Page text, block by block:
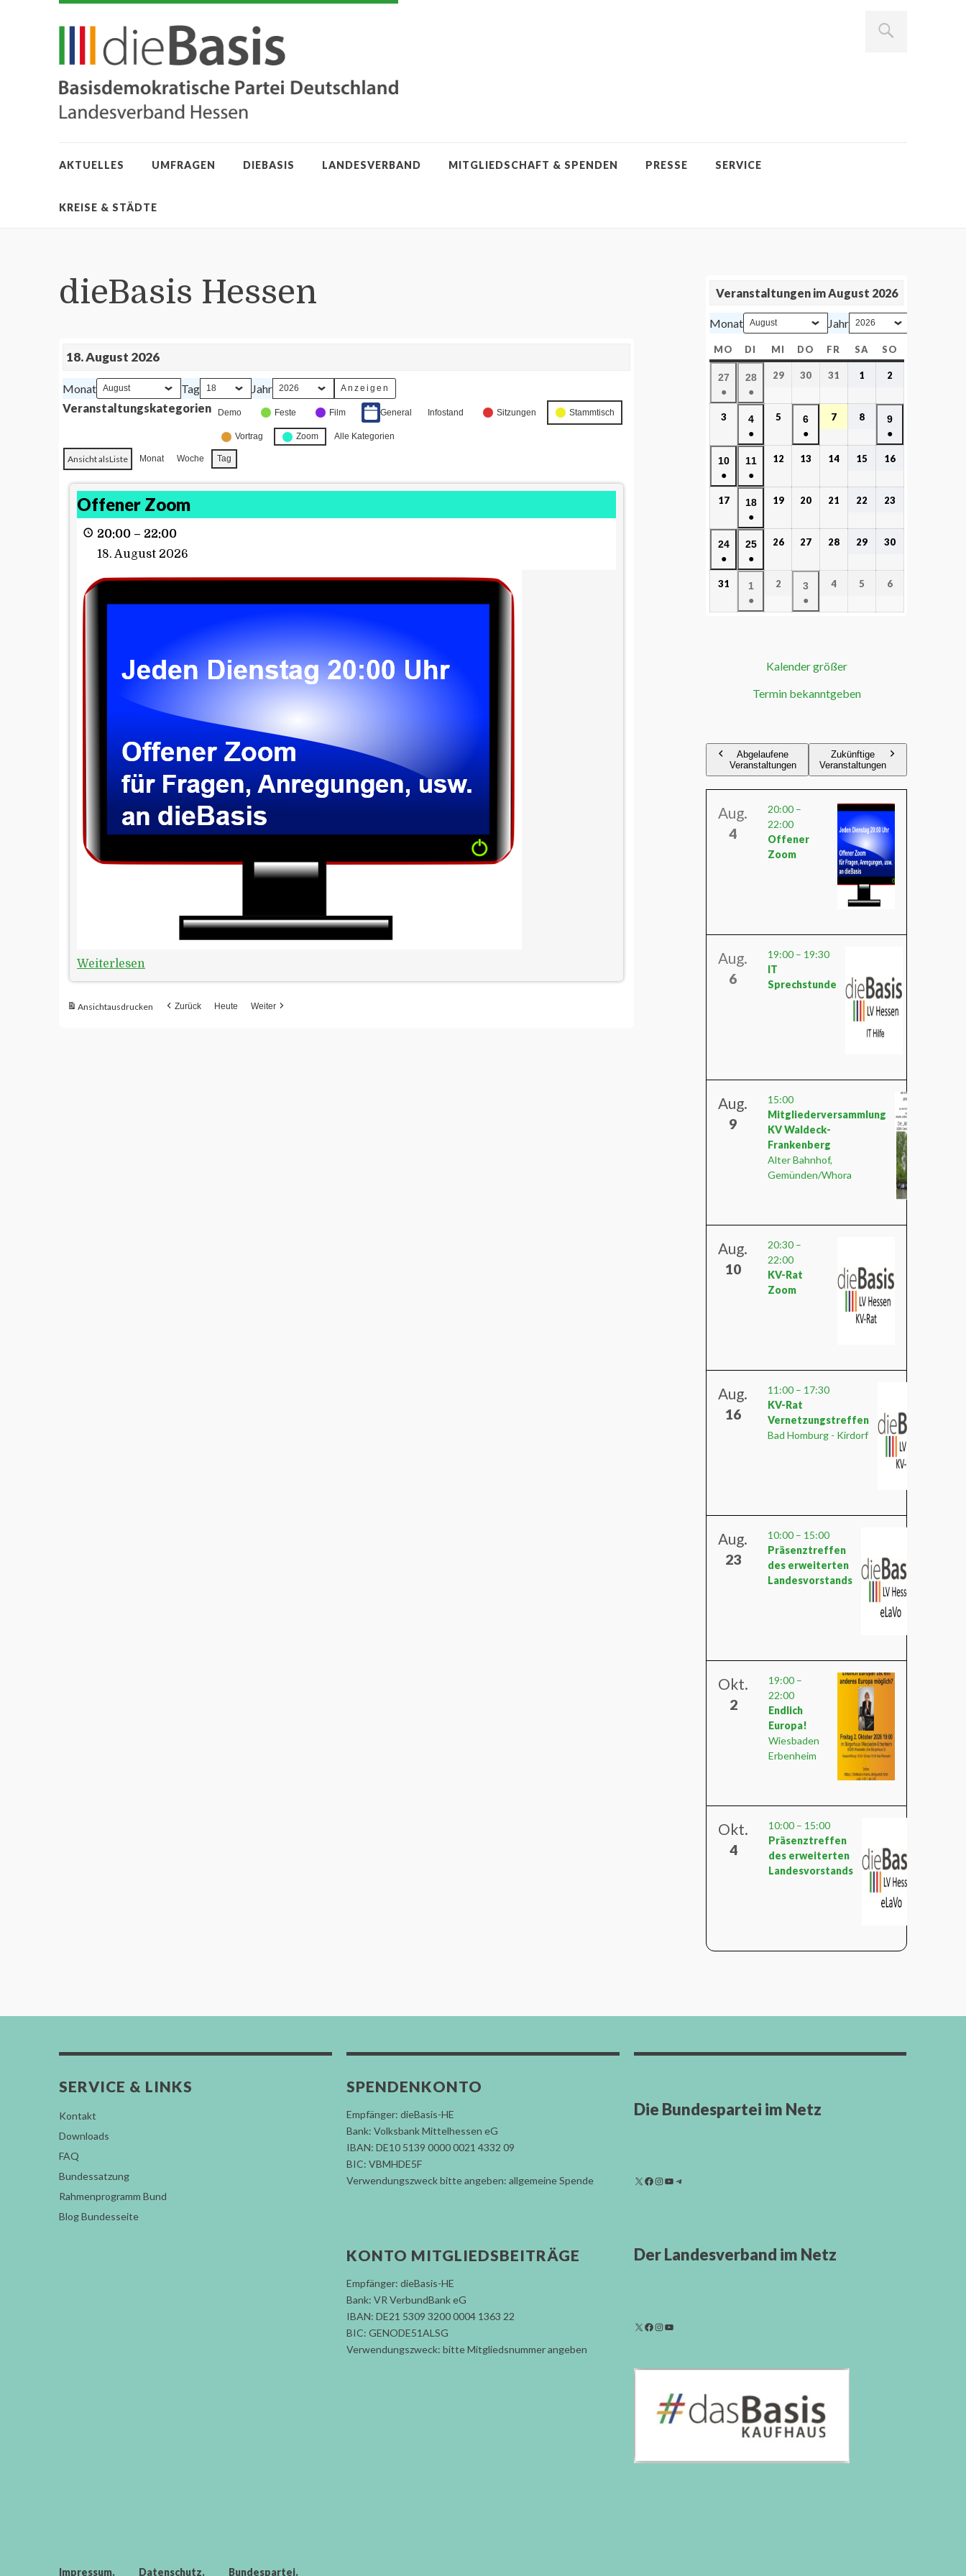
AKTUELLES UMFRAGEN DIEBASIS LANDESVERBAND MITGLIEDSCHAFT & SPENDEN PRESSE SERVICE
KREISE & STÄDTE
dieBasis Hessen
18. August 2026
Monat Tag
Jahr
Veranstaltungskategorien
Demo Feste Film General Infostand Sitzungen Stammtisch
Vortrag Zoom Alle Kategorien
Ansicht alsListe Monat Woche Tag
Offener Zoom
20:00 – 22:00
18. August 2026
Weiterlesen
Ansichtausdrucken Zurück Heute Weiter
Veranstaltungen im August 2026
Monat Jahr
MO DI MI DO FR SA SO
27
●
28
●
29 30 31 1 2
3
4
●
5
6
●
7 8
9
●
10
●
11
●
12 13 14 15 16
17
18
●
19 20 21 22 23
24
●
25
●
26 27 28 29 30
31
1
●
2
3
●
4 5 6
Kalender größer
Termin bekanntgeben
Abgelaufene
Veranstaltungen
Zukünftige
Veranstaltungen
Aug.
4
20:00 –
22:00
Offener
Zoom
Aug.
6
19:00 – 19:30
IT
Sprechstunde
Aug.
9
15:00
Mitgliederversammlung
KV Waldeck-
Frankenberg
Alter Bahnhof,
Gemünden/Whora
Aug.
10
20:30 –
22:00
KV-Rat
Zoom
Aug.
16
11:00 – 17:30
KV-Rat
Vernetzungstreffen
Bad Homburg - Kirdorf
Aug.
23
10:00 – 15:00
Präsenztreffen
des erweiterten
Landesvorstands
Okt.
2
19:00 –
22:00
Endlich
Europa!
Wiesbaden
Erbenheim
Okt.
4
10:00 – 15:00
Präsenztreffen
des erweiterten
Landesvorstands
SERVICE & LINKS
Kontakt
Downloads
FAQ
Bundessatzung
Rahmenprogramm Bund
Blog Bundesseite
SPENDENKONTO
Empfänger: dieBasis-HE
Bank: Volksbank Mittelhessen eG
IBAN: DE10 5139 0000 0021 4332 09
BIC: VBMHDE5F
Verwendungszweck bitte angeben: allgemeine Spende
KONTO MITGLIEDSBEITRÄGE
Empfänger: dieBasis-HE
Bank: VR VerbundBank eG
IBAN: DE21 5309 3200 0004 1363 22
BIC: GENODE51ALSG
Verwendungszweck: bitte Mitgliedsnummer angeben
Die Bundespartei im Netz
Der Landesverband im Netz
Impressum Datenschutz Bundespartei